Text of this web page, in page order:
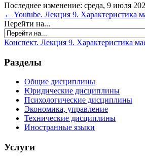
Последнее изменение: среда, 9 июля
← Youtube. Лекция 9. Характеристика
Перейти на...
Конспект. Лекция 9. Характеристика
Разделы
Общие дисциплины
Юридические дисциплины
Психологические дисциплины
Экономика, управление
Технические дисциплины
Иностранные языки
Услуги